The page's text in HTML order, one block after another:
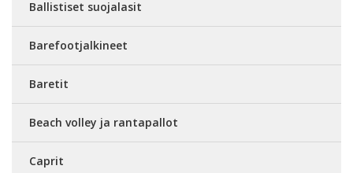
Ballistiset suojalasit
Barefootjalkineet
Baretit
Beach volley ja rantapallot
Caprit